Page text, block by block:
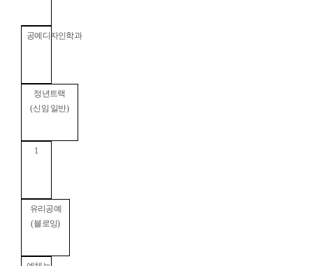
공예디자인학과
정년트랙
(신임 일반)
1
유리공예
(블로잉)